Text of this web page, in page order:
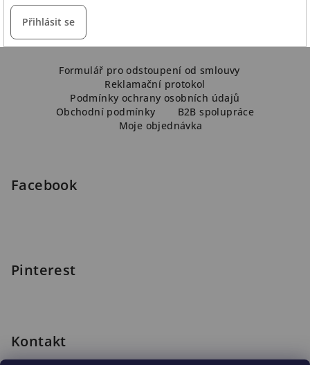
Přihlásit se
Formulář pro odstoupení od smlouvy
Reklamační protokol
Podmínky ochrany osobních údajů
Obchodní podmínky
B2B spolupráce
Moje objednávka
Facebook
Pinterest
Kontakt